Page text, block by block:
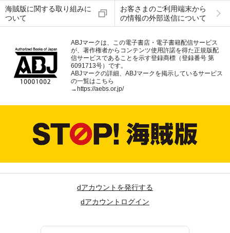
海賊版に関する取り組みに
ついて
お客さまのご利用端末から
の情報の外部送信について
ABJマークは、この電子書店・電子書籍配信サービス
が、著作権者からコンテンツ使用許諾を得た正規版配
信サービスであることを示す登録商標（登録番号 第
6091713号）です。
ABJマークの詳細、ABJマークを掲示しているサービス
の一覧はこちら
→ https://aebs.or.jp/
dアカウントを発行する
dアカウントログイン